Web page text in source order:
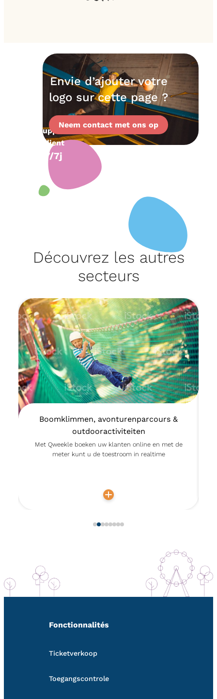
Envie d’ajouter votre
logo sur cette page ?
Neem contact met ons op
Support
client
7/7j
Découvrez les autres
secteurs
Boomklimmen, avonturenparcours &
outdooractiviteiten
Met Qweekle boeken uw klanten online en met de
meter kunt u de toestroom in realtime
Fonctionnalités
Ticketverkoop
Toegangscontrole